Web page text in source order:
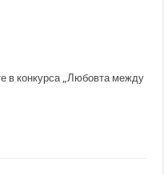
в конкурса „Любовта между